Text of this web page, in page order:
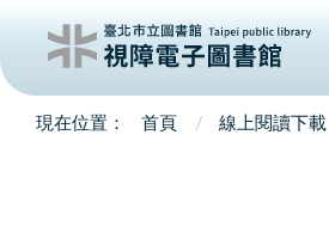
首頁 線上閱讀下載